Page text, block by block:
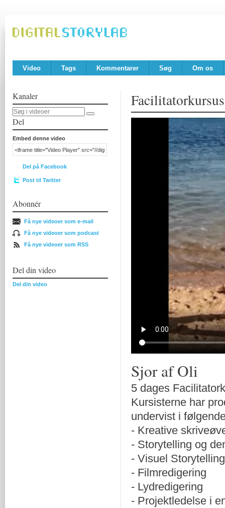
Video Tags Kommentarer Søg Om os
Kanaler
Del
Embed denne video
Del på Facebook
Post til Twitter
Abonnér
Få nye videoer som e-mail
Få nye videoer som podcast
Få nye videoer som RSS
Del din video
Del din video
Facilitatorkursus
Sjor af Oli
5 dages
Kursisterne har
undervist i
- Kreative
- Storytelling og
- Visuel Storytelling
- Filmredigering
- Lydredigering
- Projektledelse i